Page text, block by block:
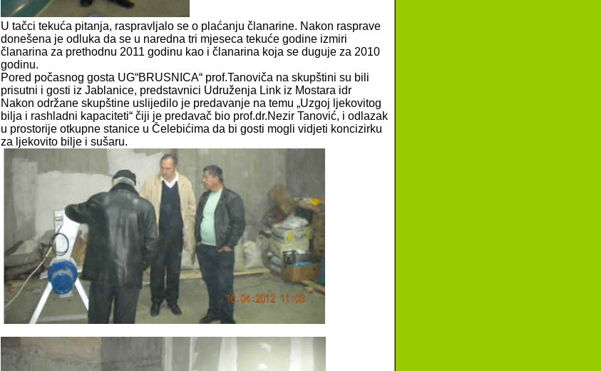
U tačci tekuća pitanja, raspravljalo se o plaćanju članarine. Nakon rasprave
donešena je odluka da se u naredna tri mjeseca tekuće godine izmiri
članarina za prethodnu 2011 godinu kao i članarina koja se duguje za 2010
godinu.
Pored počasnog gosta UG“BRUSNICA“ prof.Tanoviča na skupštini su bili
prisutni i gosti iz Jablanice, predstavnici Udruženja Link iz Mostara idr
Nakon održane skupštine uslijedilo je predavanje na temu „Uzgoj ljekovitog
bilja i rashladni kapaciteti“ čiji je predavač bio prof.dr.Nezir Tanović, i odlazak
u prostorije otkupne stanice u Čelebićima da bi gosti mogli vidjeti koncizirku
za ljekovito bilje i sušaru.